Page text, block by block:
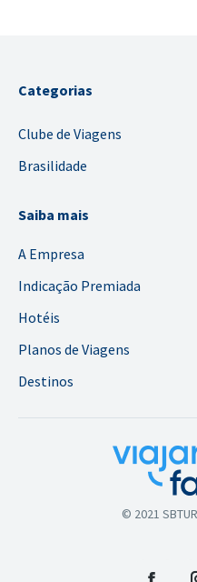
Categorias
Clube de Viagens
Brasilidade
Saiba mais
A Empresa
Indicação Premiada
Hotéis
Planos de Viagens
Destinos
© 2021